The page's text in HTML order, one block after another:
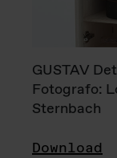
GUSTAV
Fotografo:
Sternbach
Download